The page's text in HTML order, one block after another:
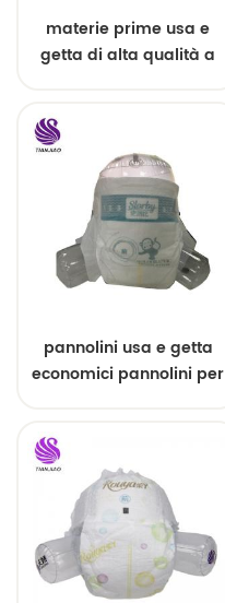
materie prime usa e
getta di alta qualità a
pannolini usa e getta
economici pannolini per